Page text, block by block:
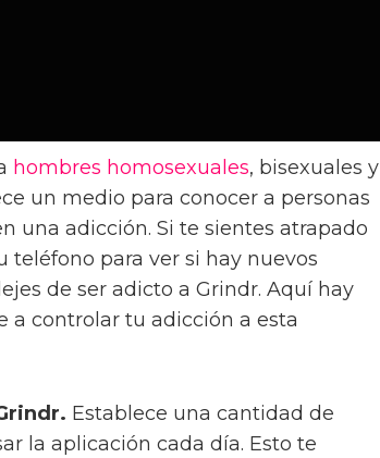
hombres homosexuales, bisexuales y
un medio para conocer a personas
una adicción. Si te sientes atrapado
para ver si hay nuevos
de ser adicto a Grindr. Aquí hay
a controlar tu adicción a esta
Establece una cantidad de
la aplicación cada día. Esto te